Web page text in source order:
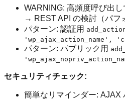
WARNING: 高頻度呼び出し
→ REST API の検討（パフ
パターン: 認証用
'wp_ajax_action_name',
パターン: パブリック用
セキュリティチェック:
簡単なリマインダー: AJAX